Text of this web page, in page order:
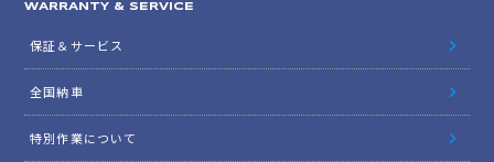
WARRANTY & SERVICE
保証＆サービス
全国納車
特別作業について